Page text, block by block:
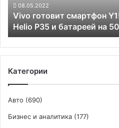
P35
батареей
на
5000
мА·ч
08.05.2022
Vivo готовит смартфон
Helio P35 и батареей на
Категории
Авто (690)
Бизнес и аналитика (177)